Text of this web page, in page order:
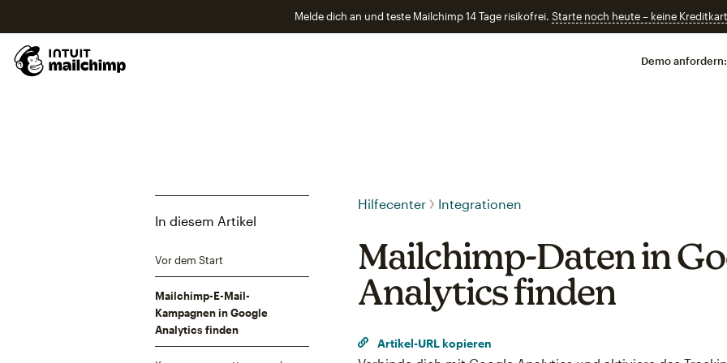
Melde dich an und teste Mailchimp 14 Tage risikofrei. Starte noch heute – keine
Demo anfordern:
In diesem Artikel
Vor dem Start
Mailchimp-E-Mail-
Kampagnen in Google
Analytics finden
Hilfecenter Integrationen
Mailchimp-Daten in
Analytics finden
Artikel-URL kopieren